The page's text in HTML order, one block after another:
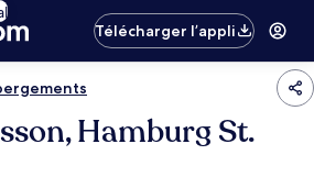
Télécharger l’appli
Hamburg St.